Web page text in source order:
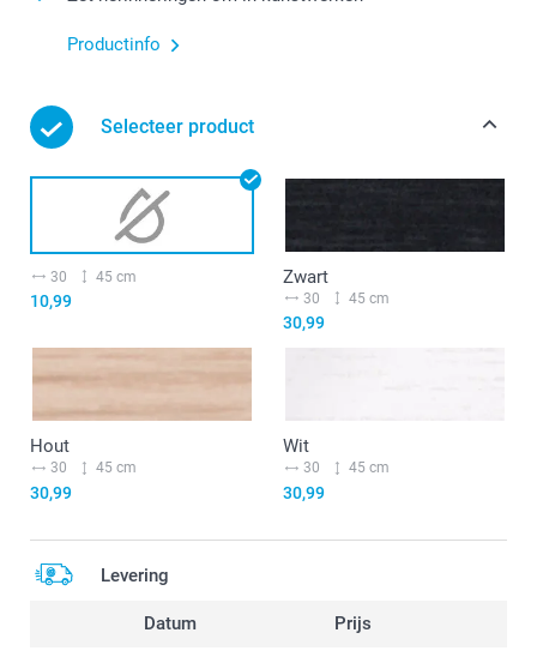
Productinfo
Selecteer product
30 45 cm
10,99
Zwart
30 45 cm
30,99
Hout
30 45 cm
30,99
Wit
30 45 cm
30,99
Levering
Datum Prijs